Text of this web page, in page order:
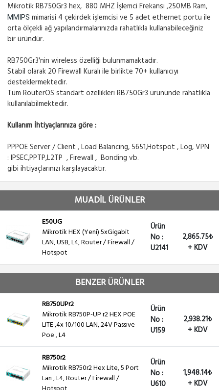
Mikrotik RB750Gr3 hex, 880 MHZ İşlemci Frekansı ,250MB Ram,
MMIPS mimarisi 4 çekirdek işlemcisi ve 5 adet ethernet portu ile
orta ölçekli ağ yapılandırmalarınızda rahatlıkla kullanabileceğiniz
bir üründür.
RB750Gr3'nin wireless özelliği bulunmamaktadır.
Stabil olarak 20 Firewall Kuralı ile birlikte 70+ kullanıcıyı
desteklermektedir.
Tüm RouterOS standart özellikleri RB750Gr3 ürününde rahatlıkla
kullanılabilmektedir.
Kullanım İhtiyaçlarınıza göre :
PPPOE Server / Client , Load Balancing, 5651,Hotspot , Log, VPN
: IPSEC,PPTP,L2TP , Firewall , Bonding vb.
gibi ihtiyaçlarınızı karşılayacaktır.
MUADİL ÜRÜNLER
E50UG
Mikrotik HEX (Yeni) 5xGigabit
LAN, USB, L4, Router / Firewall /
Hotspot
Ürün
No :
U2141
2,865.75₺
+ KDV
BENZER ÜRÜNLER
RB750UPr2
Mikrotik RB750P-UP r2 HEX POE
LITE ,4x 10/100 LAN, 24V Passive
Poe , L4
Ürün
No :
U159
2,938.21₺
+ KDV
RB750r2
Mikrotik RB750r2 Hex Lite, 5 Port
Lan , L4, Router / Firewall /
Ürün
No :
U610
1,948.14₺
+ KDV